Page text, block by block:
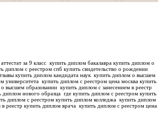
за 9 класс купить диплом бакалавра купить диплом о
диплом с реестром спб купить свидетельство о рождении
купить диплом кандидата наук купить диплом о высшем
университета купить диплом с реестром цена москва купить
высшем образовании купить диплом с занесением в реестр
диплом нового образца где купить диплом с реестром купить
диплом с реестром купить диплом колледжа купить диплом
в реестр купить диплом врача купить диплом с реестром цена